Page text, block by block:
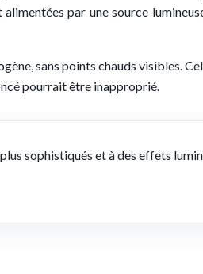
par une source
sans points chauds visibles.
pourrait être inapproprié.
sophistiqués et à des effets